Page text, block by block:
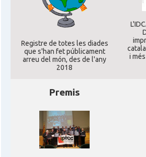
Registre de totes les diades
que s'han fet públicament
arreu del món, des de l'any
2018
i
Premis